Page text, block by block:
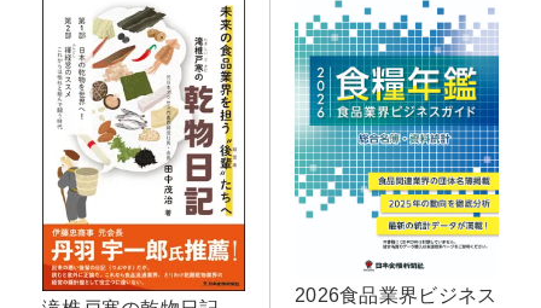
2026食品業界ビジネス